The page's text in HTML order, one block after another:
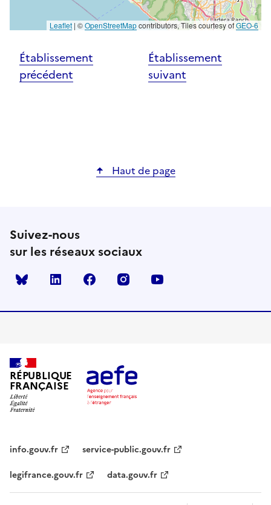
Leaflet | ©OpenStreetMapcontributors, Tiles courtesy ofGEO-6
Établissement
précédent
Établissement
suivant
Haut de page
Suivez-nous
sur les réseaux sociaux
Bluesky linkedin facebook instagram
RÉPUBLIQUE
FRANÇAISE
info.gouv.fr
service-public.gouv.fr
legifrance.gouv.fr
data.gouv.fr